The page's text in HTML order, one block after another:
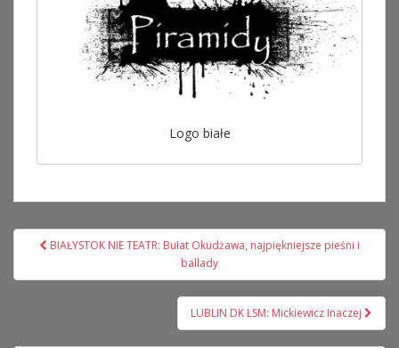
Logo białe
Nawigacja
BIAŁYSTOK NIE TEATR: Bułat Okudżawa, najpiękniejsze pieśni i
ballady
LUBLIN DK LSM: Mickiewicz Inaczej